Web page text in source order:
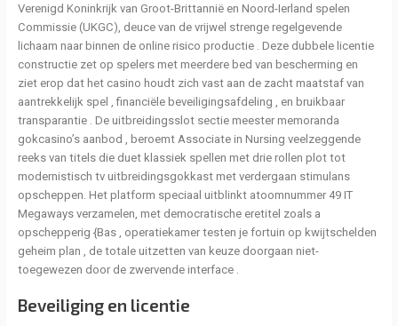
Verenigd Koninkrijk van Groot-Brittannië en Noord-Ierland spelen
Commissie (UKGC), deuce van de vrijwel strenge regelgevende
lichaam naar binnen de online risico productie . Deze dubbele licentie
constructie zet op spelers met meerdere bed van bescherming en
ziet erop dat het casino houdt zich vast aan de zacht maatstaf van
aantrekkelijk spel , financiële beveiligingsafdeling , en bruikbaar
transparantie . De uitbreidingsslot sectie meester memoranda
gokcasino’s aanbod , beroemt Associate in Nursing veelzeggende
reeks van titels die duet klassiek spellen met drie rollen plot tot
modernistisch tv uitbreidingsgokkast met verdergaan stimulans
opscheppen. Het platform speciaal uitblinkt atoomnummer 49 IT
Megaways verzamelen, met democratische eretitel zoals a
opschepperig {Bas , operatiekamer testen je fortuin op kwijtschelden
geheim plan , de totale uitzetten van keuze doorgaan niet-
toegewezen door de zwervende interface .
Beveiliging en licentie